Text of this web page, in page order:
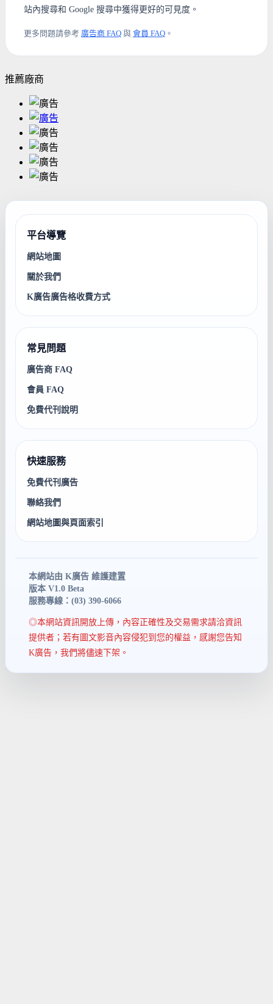
站內搜尋和 Google 搜尋中獲得更好的可見度。
更多問題請參考 廣告商 FAQ 與 會員 FAQ 。
推薦廠商
平台導覽
網站地圖
關於我們
K廣告廣告格收費方式
常見問題
廣告商 FAQ
會員 FAQ
免費代刊說明
快速服務
免費代刊廣告
聯絡我們
網站地圖與頁面索引
本網站由 K廣告 維護建置
版本 V1.0 Beta
服務專線：(03) 390-6066
◎本網站資訊開放上傳，內容正確性及交易需求請洽資訊
提供者；若有圖文影音內容侵犯到您的權益，感謝您告知
K廣告，我們將儘速下架。